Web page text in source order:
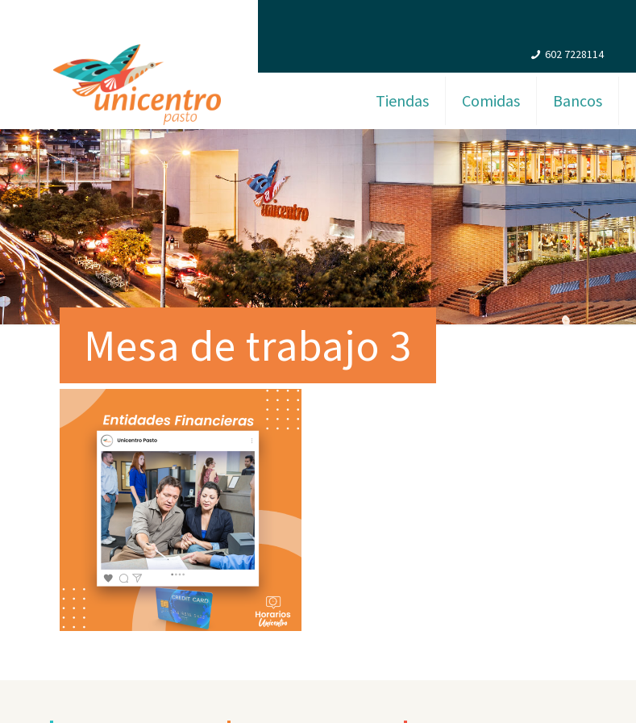
602 7228114
Tiendas Comidas Bancos
Mesa de trabajo 3